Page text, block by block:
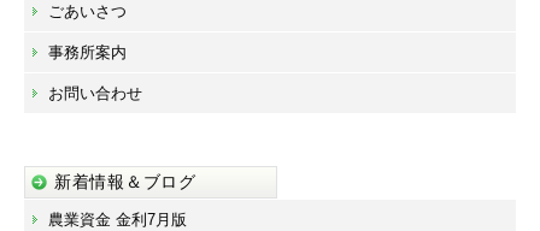
ごあいさつ
事務所案内
お問い合わせ
新着情報＆ブログ
農業資金 金利7月版